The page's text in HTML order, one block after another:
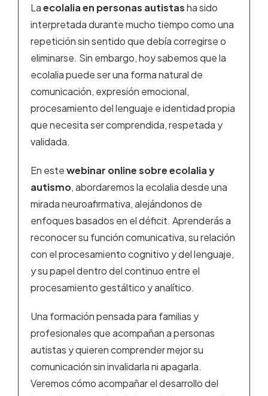
Laecolalia en personas autistasha sido
interpretada durante mucho tiempo como una
repetición sin sentido que debía corregirse o
eliminarse. Sin embargo, hoy sabemos que la
ecolalia puede ser una forma natural de
comunicación, expresión emocional,
procesamiento del lenguaje e identidad propia
que necesita ser comprendida, respetada y
validada.
En estewebinar online sobre ecolalia y
autismo, abordaremos la ecolalia desde una
mirada neuroafirmativa, alejándonos de
enfoques basados en el déficit. Aprenderás a
reconocer su función comunicativa, su relación
con el procesamiento cognitivo y del lenguaje,
y su papel dentro del continuo entre el
procesamiento gestáltico y analítico.
Una formación pensada para familias y
profesionales que acompañan a personas
autistas y quieren comprender mejor su
comunicación sin invalidarla ni apagarla.
Veremos cómo acompañar el desarrollo del